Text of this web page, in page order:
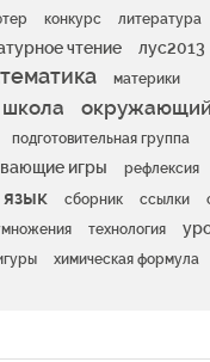
конкурс литература
чтение лус2013
материки
школа
подготовительная группа
игры рефлексия
сборник ссылки
технология
химическая формула